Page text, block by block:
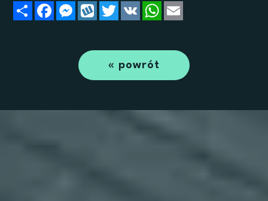
Podziel
się
FacebookMessenger
WykopTwitter
VK WhatsApp
« powrót